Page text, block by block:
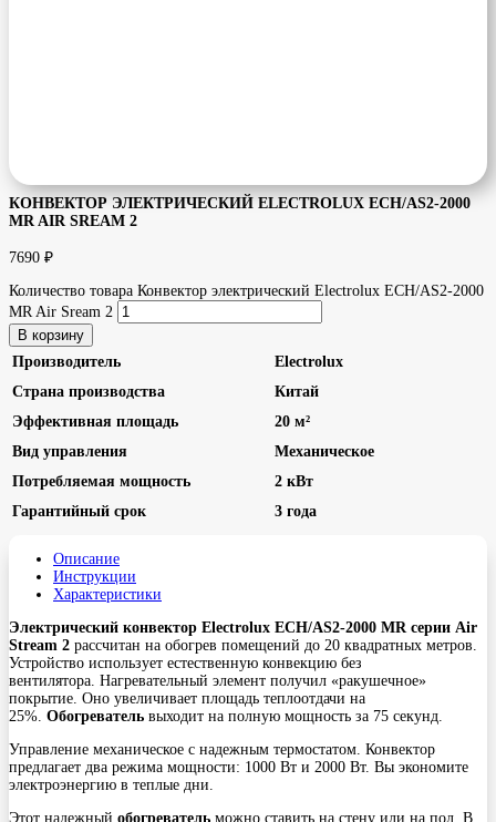
КОНВЕКТОР ЭЛЕКТРИЧЕСКИЙ ELECTROLUX ECH/AS2-2000
MR AIR SREAM 2
7690 ₽
Количество товара Конвектор электрический Electrolux ECH/AS2-2000
MR Air Sream 2
В корзину
Производитель
Electrolux
Страна производства
Китай
Эффективная площадь
20 м²
Вид управления
Механическое
Потребляемая мощность
2 кВт
Гарантийный срок
3 года
Описание
Инструкции
Характеристики
Электрический конвектор Electrolux ECH/AS2-2000 MR серии Air
Stream 2 рассчитан на обогрев помещений до 20 квадратных метров.
Устройство использует естественную конвекцию без
вентилятора. Нагревательный элемент получил «ракушечное»
покрытие. Оно увеличивает площадь теплоотдачи на
25%. Обогреватель выходит на полную мощность за 75 секунд.
Управление механическое с надежным термостатом. Конвектор
предлагает два режима мощности: 1000 Вт и 2000 Вт. Вы экономите
электроэнергию в теплые дни.
Этот надежный обогреватель можно ставить на стену или на пол. В